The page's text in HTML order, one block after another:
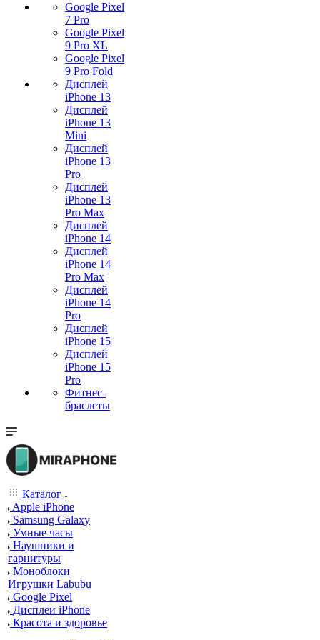
Google Pixel
7 Pro
Google Pixel
9 Pro XL
Google Pixel
9 Pro Fold
Дисплей
iPhone 13
Дисплей
iPhone 13
Mini
Дисплей
iPhone 13
Pro
Дисплей
iPhone 13
Pro Max
Дисплей
iPhone 14
Дисплей
iPhone 14
Pro Max
Дисплей
iPhone 14
Pro
Дисплей
iPhone 15
Дисплей
iPhone 15
Pro
Фитнес-
браслеты
Каталог
Apple iPhone
Samsung Galaxy
Умные часы
Наушники и
гарнитуры
Моноблоки
Игрушки Labubu
Google Pixel
Дисплеи iPhone
Красота и здоровье